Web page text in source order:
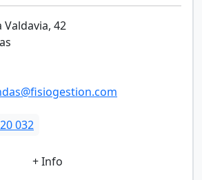
42
032
+ Info